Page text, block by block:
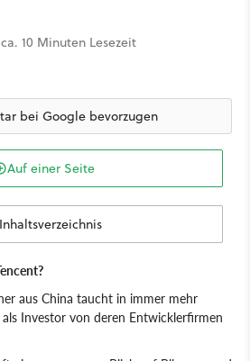
ca. 10 Minuten Lesezeit
bei Google bevorzugen
Auf einer Seite
Inhaltsverzeichnis
aus China taucht in immer mehr
Investor von deren Entwicklerfirmen